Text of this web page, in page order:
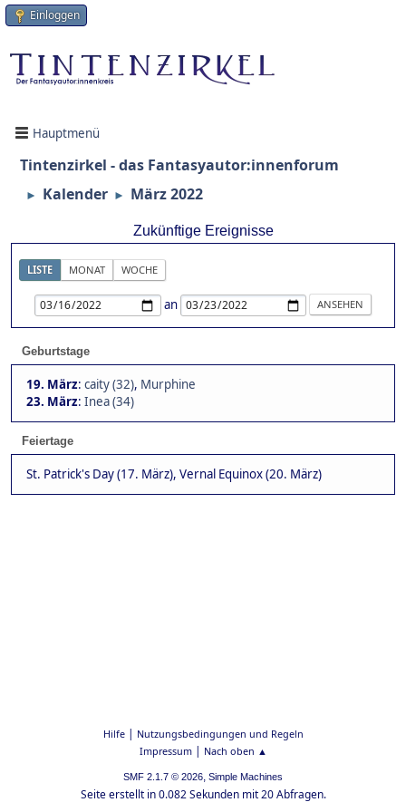
Einloggen
Hauptmenü
Tintenzirkel - das Fantasyautor:innenforum
► Kalender ► März 2022
Zukünftige Ereignisse
LISTE MONAT WOCHE
an
Geburtstage
19. März: caity (32), Murphine
23. März: Inea (34)
Feiertage
St. Patrick's Day (17. März), Vernal Equinox (20. März)
Hilfe| Nutzungsbedingungen und Regeln
Impressum| Nach oben ▲
SMF 2.1.7 © 2026, Simple Machines
Seite erstellt in 0.082 Sekunden mit 20 Abfragen.